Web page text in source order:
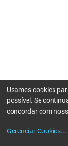
Usamos cookies
possível. Se
concordar com
Gerenciar Cookies...
Erro ao enviar